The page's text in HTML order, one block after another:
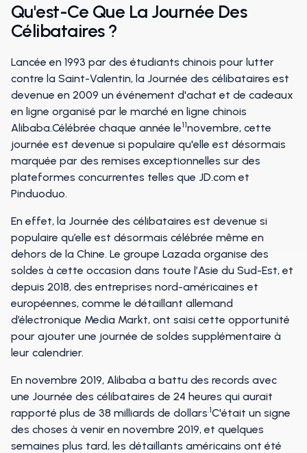
Qu'est-Ce Que La Journée Des
Célibataires ?
Lancée en 1993 par des étudiants chinois pour lutter
contre la Saint-Valentin, la Journée des célibataires est
devenue en 2009 un événement d'achat et de cadeaux
en ligne organisé par le marché en ligne chinois
Alibaba.Célébrée chaque année le11novembre, cette
journée est devenue si populaire qu'elle est désormais
marquée par des remises exceptionnelles sur des
plateformes concurrentes telles que JD.com et
Pinduoduo.
En effet, la Journée des célibataires est devenue si
populaire qu’elle est désormais célébrée même en
dehors de la Chine. Le groupe Lazada organise des
soldes à cette occasion dans toute l’Asie du Sud-Est, et
depuis 2018, des entreprises nord-américaines et
européennes, comme le détaillant allemand
d’électronique Media Markt, ont saisi cette opportunité
pour ajouter une journée de soldes supplémentaire à
leur calendrier.
En novembre 2019, Alibaba a battu des records avec
une Journée des célibataires de 24 heures qui aurait
rapporté plus de 38 milliards de dollars.1C'était un signe
des choses à venir en novembre 2019, et quelques
semaines plus tard, les détaillants américains ont été